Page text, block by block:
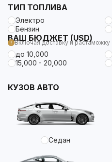
ТИП ТОПЛИВА
Электро
Бензин
ВАШ БЮДЖЕТ (USD)
Включая доставку и растаможку
до 10,000
15,000 - 20,000
КУЗОВ АВТО
Седан